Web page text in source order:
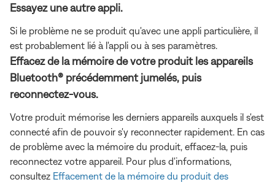
Essayez une autre appli.
Si le problème ne se produit qu'avec une appli particulière, il
est probablement lié à l'appli ou à ses paramètres.
Effacez de la mémoire de votre produit les appareils
Bluetooth® précédemment jumelés, puis
reconnectez-vous.
Votre produit mémorise les derniers appareils auxquels il s'est
connecté afin de pouvoir s'y reconnecter rapidement. En cas
de problème avec la mémoire du produit, effacez-la, puis
reconnectez votre appareil. Pour plus d'informations,
consultez Effacement de la mémoire du produit des